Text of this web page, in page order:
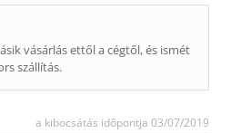
vásárlás ettől a cégtől, és ismét
szállítás.
a kibocsátás időpontja 03/07/2019